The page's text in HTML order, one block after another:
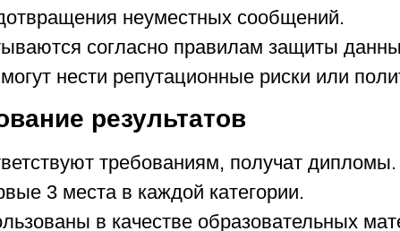
неуместных сообщений.
согласно правилам защиты
нести репутационные риски или
результатов
требованиям, получат дипломы.
3 места в каждой категории.
в качестве образовательных